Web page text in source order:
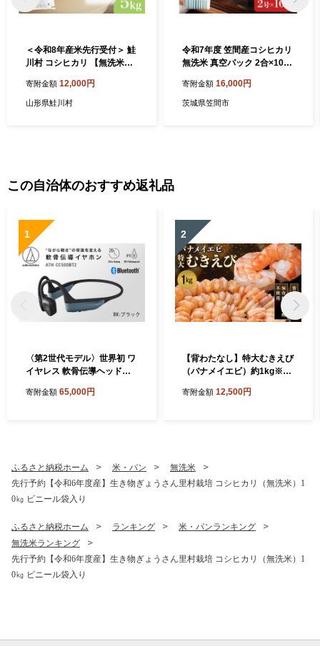
＜令和8年産米先行受付＞ 鮭
川村 コシヒカリ 【無洗米】5
選べます＞
寄附金額 12,000円
山形県鮭川村
令和7年度 笠間産コシヒカリ
無洗米 真空パック 2合×10袋
寄附金額 16,000円
茨城県笠間市
この自治体のおすすめ返礼品
1
〈第2世代モデル〉世界初 ワ
イヤレス 軟骨伝導ヘッドホ
ク） オーディオテクニカ
寄附金額 65,000円
2
【背わたなし】特大むきえび
（バナメイエビ）約1kg※無
無し
寄附金額 12,500円
ふるさと納税ホーム 米・パン
無洗米
先行予約【令和6年度産】生き物ぎょうさん里村栽培 コシヒカリ（無洗米）1
0㎏ ビニール袋入り
ふるさと納税ホーム ランキング
米・パンランキング
無洗米ランキング
先行予約【令和6年度産】生き物ぎょうさん里村栽培 コシヒカリ（無洗米）1
0㎏ ビニール袋入り